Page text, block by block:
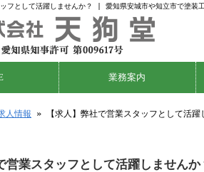
ッフとして活躍しませんか？ | 愛知県安城市や知立市で塗装
業務案内
人情報 » 【求人】弊社で営業スタッフとして活躍
営業スタッフとして活躍しませんか